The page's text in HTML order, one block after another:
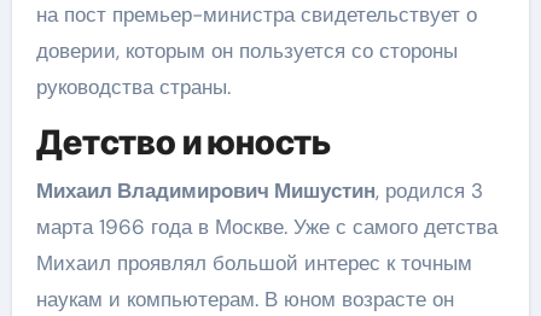
на пост премьер-министра свидетельствует о
доверии, которым он пользуется со стороны
руководства страны.
Детство и юность
Михаил Владимирович Мишустин, родился 3
марта 1966 года в Москве. Уже с самого детства
Михаил проявлял большой интерес к точным
наукам и компьютерам. В юном возрасте он